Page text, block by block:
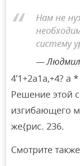
Нам не
систему
4’1+2a1a,+4? а
Решение этой
изгибающего
же{рис. 236.
Смотрите